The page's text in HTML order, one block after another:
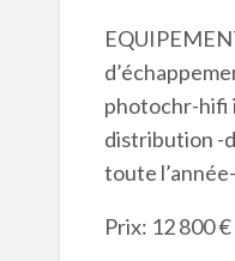
photochr-hifi
distribution -
toute
Prix: 12 800 €